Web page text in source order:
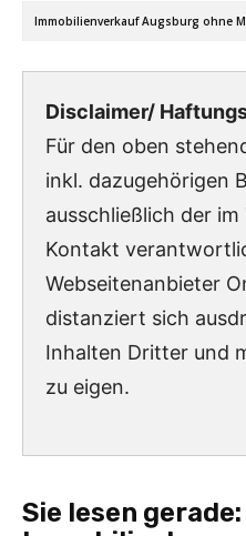
Immobilienverkauf Augsburg ohne
Disclaimer/
Für den oben
inkl. dazugehörigen
ausschließlich der
Kontakt
Webseitenanbieter
distanziert sich
Inhalten Dritter und
zu eigen.
Sie lesen gerade: